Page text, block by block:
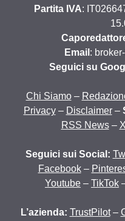
Partita IVA:
Email :
Seguici su
Chi Siamo–
Privacy– Disclaimer–
RSS News–
Seguici sui Social:
Facebook–
Youtube – TikTok
L’azienda: TrustPilot–